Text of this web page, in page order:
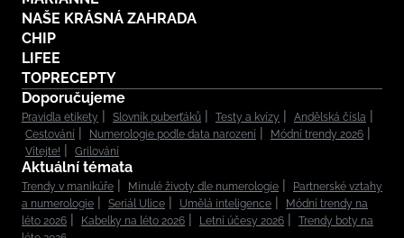
NAŠE KRÁSNÁ ZAHRADA
CHIP
LIFEE
TOPRECEPTY
Doporučujeme
Pravidla etikety Slovník puberťáků Testy a kvízy
Andělská čísla
Cestování
Numerologie podle data narození
Módní trendy 2026
Vítejte!
Grilování
Aktuální témata
Trendy v manikúře Minulé životy dle numerologie
Partnerské vztahy
a numerologie
Seriál Ulice Umělá inteligence
Módní trendy na
léto 2026
Kabelky na léto 2026 Letní účesy 2026
Trendy boty na